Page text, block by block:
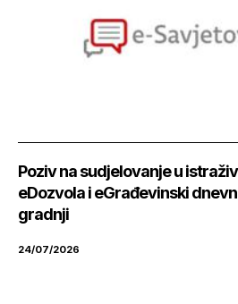
Poziv na sudjelovanje u
eDozvola i eGrađevinski
gradnji
24/07/2026